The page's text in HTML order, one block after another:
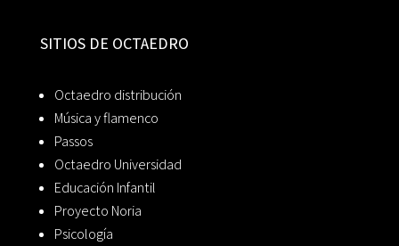
SITIOS DE OCTAEDRO
Octaedro distribución
Música y flamenco
Passos
Octaedro Universidad
Educación Infantil
Proyecto Noria
Psicología